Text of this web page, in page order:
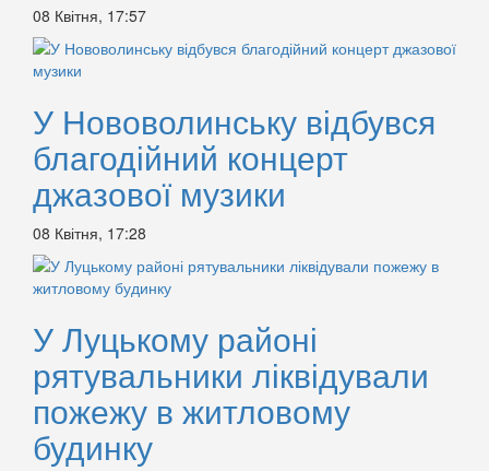
08 Квітня, 17:57
У Нововолинську відбувся
благодійний концерт
джазової музики
08 Квітня, 17:28
У Луцькому районі
рятувальники ліквідували
пожежу в житловому
будинку